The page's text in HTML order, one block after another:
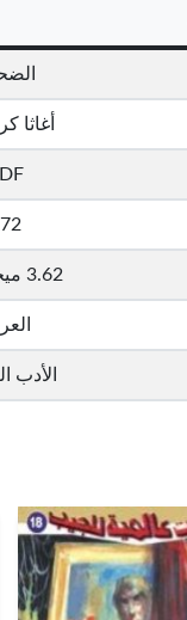
أغاثا
3.62 ميجا بايت
الأدب